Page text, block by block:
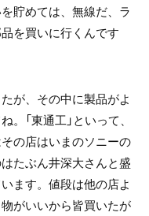
貯めては、無線だ、ラ
を買いに行くんです
が、その中に製品がよ
「東通工」といって、
の店はいまのソニーの
たぶん井深大さんと盛
ます。値段は他の店よ
がいいから皆買いたが